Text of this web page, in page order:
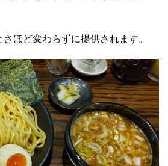
ほど変わらずに提供されます。